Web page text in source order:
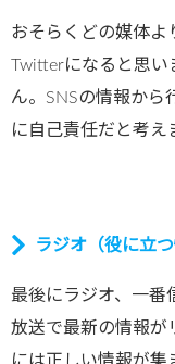
おそらくどの媒体よ
Twitterになると思い
ん。SNSの情報から
に自己責任だと考え
ラジオ（役に立
最後にラジオ、一番
放送で最新の情報が